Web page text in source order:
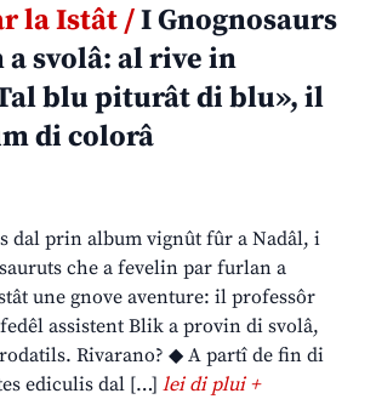
la Istât /I Gnognosaurs
svolâ: al rive in
blu piturât di blu», il
di colorâ
dal prin album vignût fûr a Nadâl, i
che a fevelin par furlan a
une gnove aventure: il professôr
assistent Blik a provin di svolâ,
Rivarano? ◆ A partî de fin di
ediculis dal […] lei di plui +